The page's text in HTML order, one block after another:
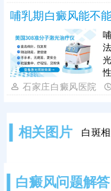
哺乳期白癜风能不
石家庄白癜风医院
相关图片 白斑
白癜风问题解答